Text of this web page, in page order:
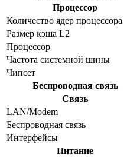
Процессор
Количество ядер процессора
Размер кэша L2
Процессор
Частота системной шины
Чипсет
Беспроводная связь
Связь
LAN/Modem
Беспроводная связь
Интерфейсы
Питание